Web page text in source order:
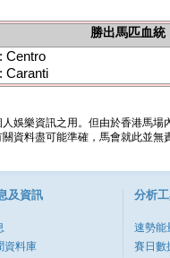
勝出馬匹血統
Centro
Caranti
娛樂資訊之用。但由於香港馬
資料盡可能準確，馬會就此並
及資訊
資料庫
分析
速勢能
賽日數